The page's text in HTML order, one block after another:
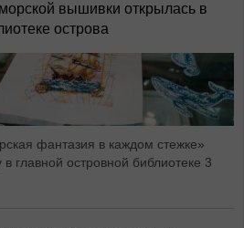
вышивки открылась в
острова
фантазия в каждом стежке»
в главной островной библиотеке 3